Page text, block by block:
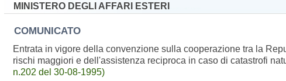
MINISTERO DEGLI AFFARI ESTERI
COMUNICATO
Entrata in vigore della convenzione sulla cooperazione tra la
rischi maggiori e dell'assistenza reciproca in caso di catastrofi
n.202 del 30-08-1995)